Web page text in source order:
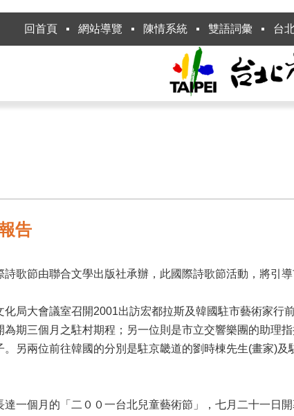
回首頁 網站導覽 陳情系統 雙語詞彙 台
告
詩歌節由聯合文學出版社承辦，此國際詩歌節活動，將引
化局大會議室召開2001出訪宏都拉斯及韓國駐市藝術家
為期三個月之駐村期程；另一位則是市立交響樂團的助理
。另兩位前往韓國的分別是駐京畿道的劉時棟先生(畫家)
達一個月的「二００一台北兒童藝術節」，七月二十一日